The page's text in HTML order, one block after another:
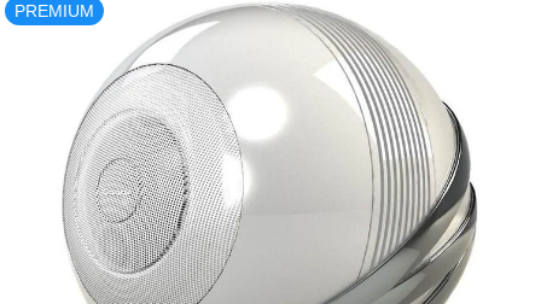
PREMIUM